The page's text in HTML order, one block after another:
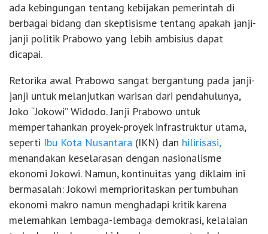
ada kebingungan tentang kebijakan pemerintah di
berbagai bidang dan skeptisisme tentang apakah janji-
janji politik Prabowo yang lebih ambisius dapat
dicapai.
Retorika awal Prabowo sangat bergantung pada janji-
janji untuk melanjutkan warisan dari pendahulunya,
Joko “Jokowi” Widodo. Janji Prabowo untuk
mempertahankan proyek-proyek infrastruktur utama,
seperti Ibu Kota Nusantara (IKN) dan hilirisasi,
menandakan keselarasan dengan nasionalisme
ekonomi Jokowi. Namun, kontinuitas yang diklaim ini
bermasalah: Jokowi memprioritaskan pertumbuhan
ekonomi makro namun menghadapi kritik karena
melemahkan lembaga-lembaga demokrasi, kelalaian